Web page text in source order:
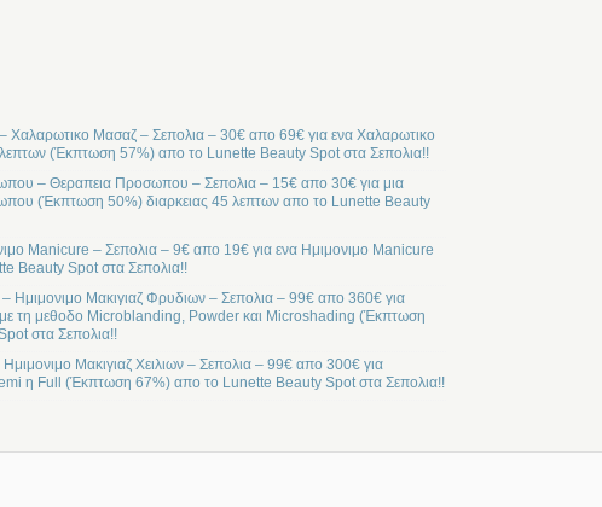
Μασαζ – Σεπολια – 30€ απο 69€ για ενα Χαλαρωτικο
(Έκπτωση 57%) απο το Lunette Beauty Spot στα Σεπολια!!
– Θεραπεια Προσωπου – Σεπολια – 15€ απο 30€ για μια
(Έκπτωση 50%) διαρκειας 45 λεπτων απο το Lunette Beauty
Manicure – Σεπολια – 9€ απο 19€ για ενα Ημιμονιμο Manicure
Beauty Spot στα Σεπολια!!
Ημιμονιμο Μακιγιαζ Φρυδιων – Σεπολια – 99€ απο 360€ για
τη μεθοδο Microblanding, Powder και Microshading (Έκπτωση
στα Σεπολια!!
Ημιμονιμο Μακιγιαζ Χειλιων – Σεπολια – 99€ απο 300€ για
η Full (Έκπτωση 67%) απο το Lunette Beauty Spot στα Σεπολια!!